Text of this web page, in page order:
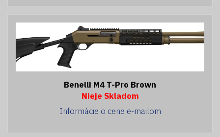
Benelli M4 T-Pro Brown
Nieje Skladom
Informácie o cene e-mailom